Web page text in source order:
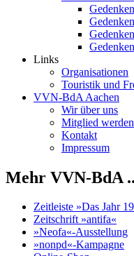
Links
Organisationen
Touristik und
VVN-BdA Aachen
Wir über uns
Mitglied werden
Kontakt
Impressum
Mehr VVN-BdA
Zeitleiste »Das Jahr
Zeitschrift »antifa«
»Neofa«-Ausstellung
»nonpd«-Kampagne